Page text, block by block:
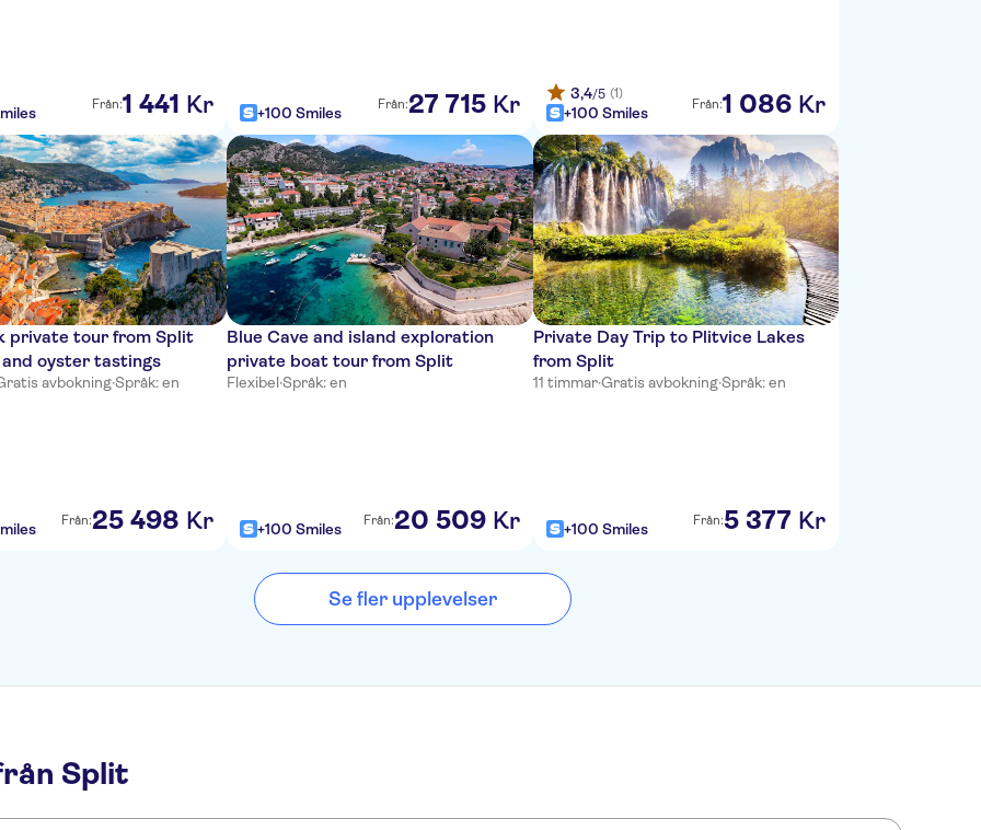
Från:1 441 Kr +100 Smiles Från:27 715 Kr 3,4/5 (1)
+100 Smiles Från:1 086 Kr
private tour from Split
oyster tastings
avbokning·Språk: en
Från:25 498 Kr
Blue Cave and island exploration
private boat tour from Split
Flexibel·Språk: en
+100 Smiles Från:20 509 Kr
Private Day Trip to Plitvice Lakes
from Split
11 timmar·Gratis avbokning·Språk: en
+100 Smiles Från:5 377 Kr
Se fler upplevelser
Split